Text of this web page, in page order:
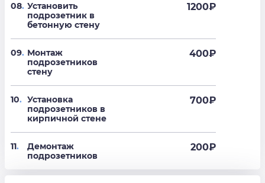
08. Установить
подрозетник в
бетонную стену
1200₽
09. Монтаж
подрозетников
стену
400₽
10. Установка
подрозетников в
кирпичной стене
700₽
11.
Демонтаж
подрозетников
200₽